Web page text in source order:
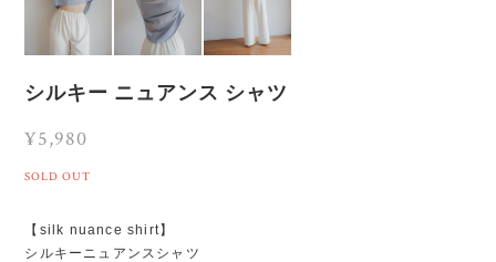
シルキー ニュアンス シャツ
¥5,980
SOLD OUT
【silk nuance shirt】
シルキーニュアンスシャツ